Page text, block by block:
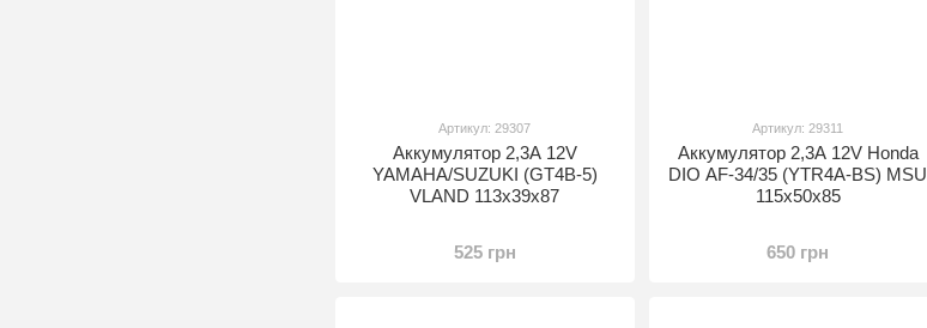
Артикул: 29307
Аккумулятор 2,3A 12V
YAMAHA/SUZUKI (GT4B-5)
VLAND 113x39x87
525 грн
Артикул: 29311
Аккумулятор 2,3A 12V Honda
DIO AF-34/35 (YTR4A-BS) MSU
115x50х85
650 грн